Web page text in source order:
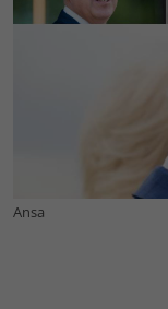
Ansa